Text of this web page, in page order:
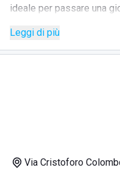
ideale per passare una
AlBanana Beach
In questostabilimento
Leggi di più
Via Cristoforo